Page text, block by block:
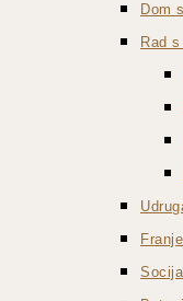
Dom
Rad